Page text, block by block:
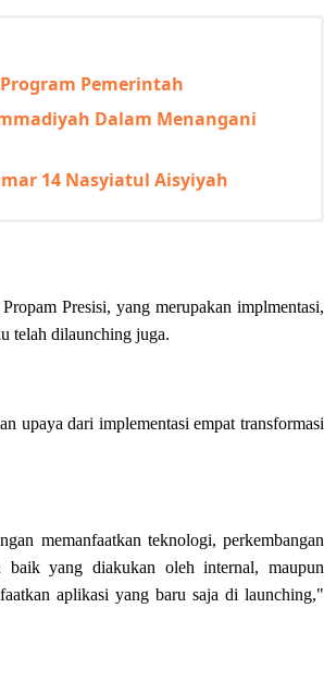
Pemerintah
Dalam Menangani
14 Nasyiatul Aisyiyah
Presisi, yang merupakan implmentasi,
telah dilaunching juga.
upaya dari implementasi empat transformasi
memanfaatkan teknologi, perkembangan
baik yang diakukan oleh internal, maupun
aplikasi yang baru saja di launching,"